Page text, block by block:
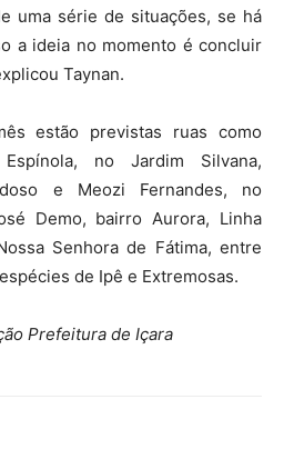
uma série de situações, se há
a ideia no momento é concluir
Taynan.
estão previstas ruas como
no Jardim Silvana,
e Meozi Fernandes, no
Demo, bairro Aurora, Linha
Senhora de Fátima, entre
de Ipê e Extremosas.
Prefeitura de Içara